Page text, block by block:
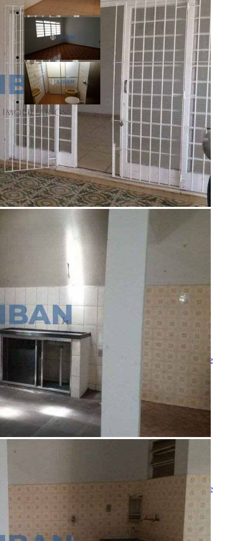
R$ 550.000,00
Jardim Carvalho - Bauru/SP
Referência: CA00713
4 Quartos
3 Banheiros
4 Vagas
Realizado
Enviado com sucesso!
Entre em contato
Nome
E-mail
Telefone
Mensagem
Ao ENVIAR você concorda com os
Termos de Uso
Política de
enviar mensagem
OU
converse pelowhatsapp
Ligamos para você
Ao ENVIAR você concorda com os Termos de Uso
Política de
Privacidade
Solicitar Ligação
Indique este imóvel